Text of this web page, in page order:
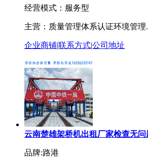
经营模式：服务型
主营：质量管理体系认证环境管理
企业商铺|联系方式|公司地址
云南楚雄架桥机出租厂家检查无
品牌:路港